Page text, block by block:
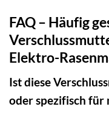
FAQ – Häufig
Elektro-
Ist diese
oder spezifisch für